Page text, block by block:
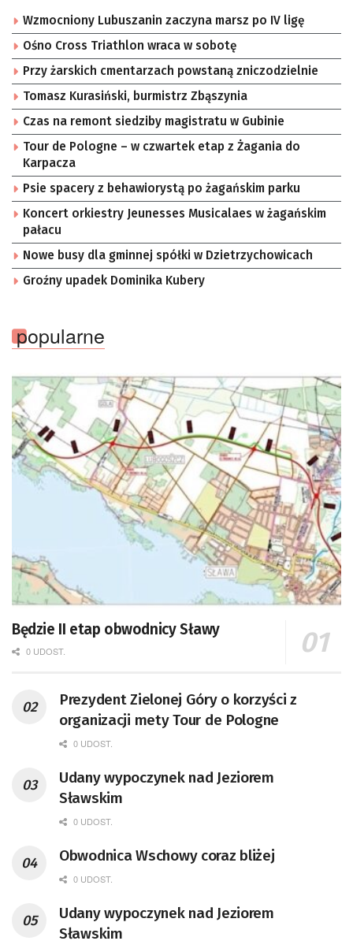
Wzmocniony Lubuszanin zaczyna marsz po IV ligę
Ośno Cross Triathlon wraca w sobotę
Przy żarskich cmentarzach powstaną zniczodzielnie
Tomasz Kurasiński, burmistrz Zbąszynia
Czas na remont siedziby magistratu w Gubinie
Tour de Pologne – w czwartek etap z Żagania do
Karpacza
Psie spacery z behawiorystą po żagańskim parku
Koncert orkiestry Jeunesses Musicalaes w żagańskim
pałacu
Nowe busy dla gminnej spółki w Dzietrzychowicach
Groźny upadek Dominika Kubery
popularne
Będzie II etap obwodnicy Sławy
0 UDOST.
Prezydent Zielonej Góry o korzyści z
organizacji mety Tour de Pologne
0 UDOST.
Udany wypoczynek nad Jeziorem
Sławskim
0 UDOST.
Obwodnica Wschowy coraz bliżej
0 UDOST.
Udany wypoczynek nad Jeziorem
Sławskim